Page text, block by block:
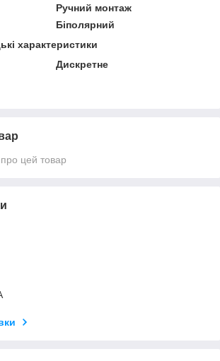
Ручний монтаж
Біполярний
характеристики
Дискретне
цей товар